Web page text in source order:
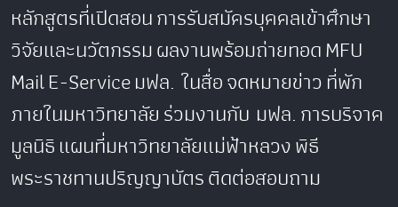
หลักสูตรที่เปิดสอนการรับสมัครบุคคลเข้าศึกษา
วิจัยและนวัตกรรมผลงานพร้อมถ่ายทอดMFU
MailE-Serviceมฟล. ในสื่อจดหมายข่าวที่พัก
ภายในมหาวิทยาลัยร่วมงานกับ มฟล.การบริจาค
มูลนิธิแผนที่มหาวิทยาลัยแม่ฟ้าหลวงพิธี
พระราชทานปริญญาบัตรติดต่อสอบถาม